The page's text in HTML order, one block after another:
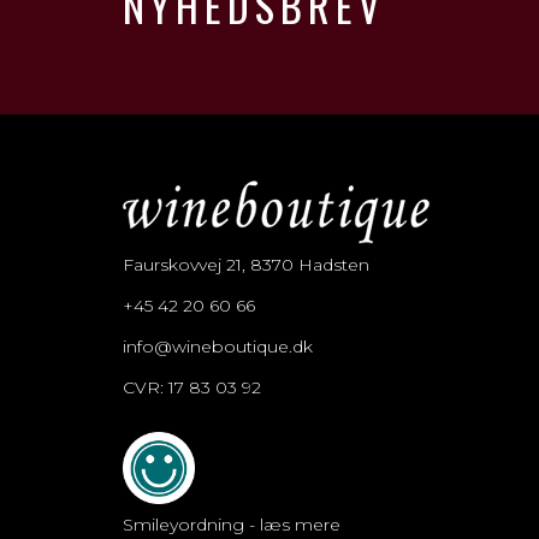
Faurskovvej 21, 8370 Hadsten
+45 42 20 60 66
info@wineboutique.dk
CVR: 17 83 03 92
Smileyordning - læs mere